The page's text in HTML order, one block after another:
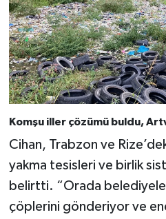
Komşu iller çözümü buldu,
Cihan, Trabzon ve
yakma tesisleri ve birlik
belirtti. “Orada
çöplerini gönderiyor ve